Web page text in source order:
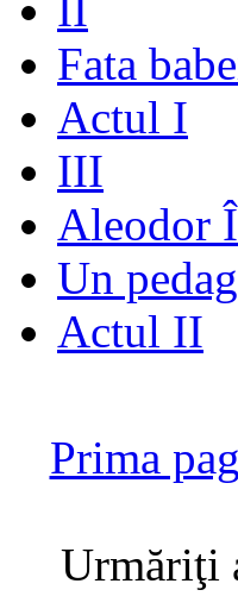
Fata
Actul I
III
Aleodor
Un
Actul II
Prima
Urmăriţi